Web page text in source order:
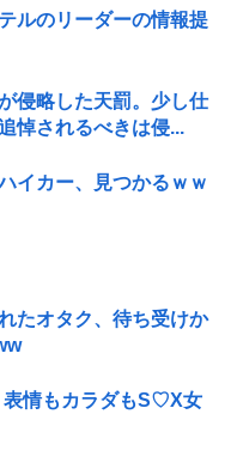
ルのリーダーの情報提
侵略した天罰。少し仕
悼されるべきは侵...
イカー、見つかるｗｗ
たオタク、待ち受けか
表情もカラダもS♡X女